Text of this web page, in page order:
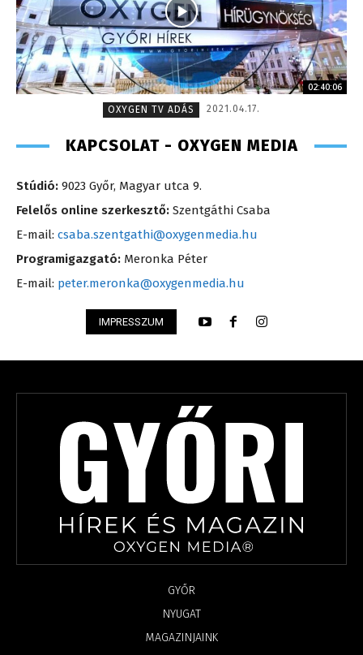
02:40:06
OXYGEN TV ADÁS
2021.04.17.
KAPCSOLAT - OXYGEN MEDIA
Stúdió: 9023 Győr, Magyar utca 9.
Felelős online szerkesztő: Szentgáthi Csaba
E-mail: csaba.szentgathi@oxygenmedia.hu
Programigazgató: Meronka Péter
E-mail: peter.meronka@oxygenmedia.hu
IMPRESSZUM
GYŐR
NYUGAT
MAGAZINJAINK